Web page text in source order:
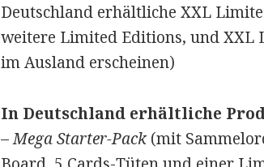
Deutschland erhältliche XXL
weitere Limited Editions, und
im Ausland erscheinen)
In Deutschland erhältliche
–Mega Starter-Pack(mit